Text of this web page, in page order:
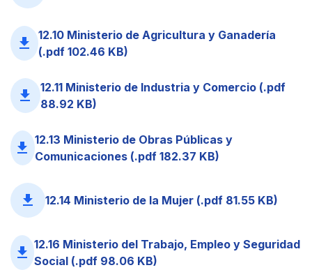
file_download
12.10 Ministerio de Agricultura y Ganadería
(.pdf 102.46 KB)
file_download
12.11 Ministerio de Industria y Comercio (.pdf
88.92 KB)
file_download 12.13 Ministerio de Obras Públicas y
Comunicaciones (.pdf 182.37 KB)
file_download 12.14 Ministerio de la Mujer (.pdf 81.55 KB)
file_download 12.16 Ministerio del Trabajo, Empleo y Seguridad
Social (.pdf 98.06 KB)